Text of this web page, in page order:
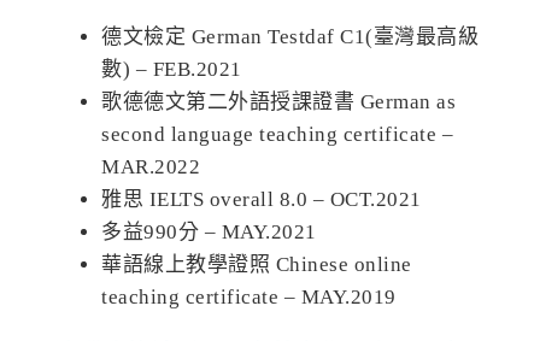
德文檢定 German Testdaf C1(臺灣最高級
數) – FEB.2021
歌德德文第二外語授課證書 German as
second language teaching certificate –
MAR.2022
雅思 IELTS overall 8.0 – OCT.2021
多益990分 – MAY.2021
華語線上教學證照 Chinese online
teaching certificate – MAY.2019